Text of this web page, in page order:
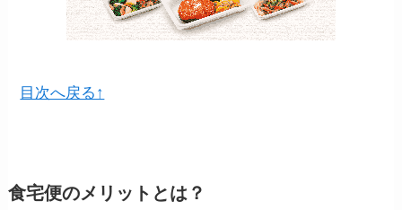
目次へ戻る↑
食宅便のメリットとは？